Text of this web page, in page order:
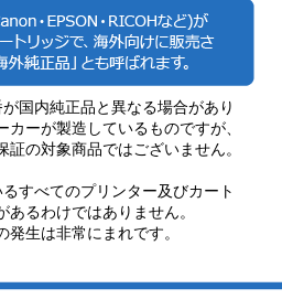
国内純正品と異なる場合があり
カーが製造しているものですが、
証の対象商品ではございません。
すべてのプリンター及びカート
あるわけではありません。
生は非常にまれです。